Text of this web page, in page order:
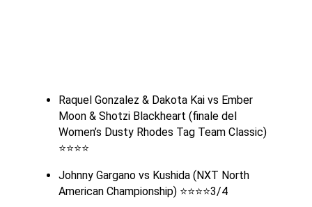
Raquel Gonzalez & Dakota Kai vs Ember
Moon & Shotzi Blackheart (finale del
Women’s Dusty Rhodes Tag Team Classic)
⭐⭐⭐⭐
Johnny Gargano vs Kushida (NXT North
American Championship) ⭐⭐⭐⭐3/4